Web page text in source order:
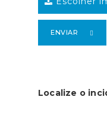
ENVIAR
Localize o